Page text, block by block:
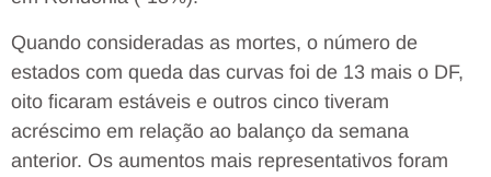
Quando consideradas as mortes, o número de
estados com queda das curvas foi de 13 mais o DF,
oito ficaram estáveis e outros cinco tiveram
acréscimo em relação ao balanço da semana
anterior. Os aumentos mais representativos foram